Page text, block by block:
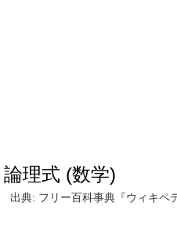
論理式 (数学)
出典: フリー百科事典『ウィキペ